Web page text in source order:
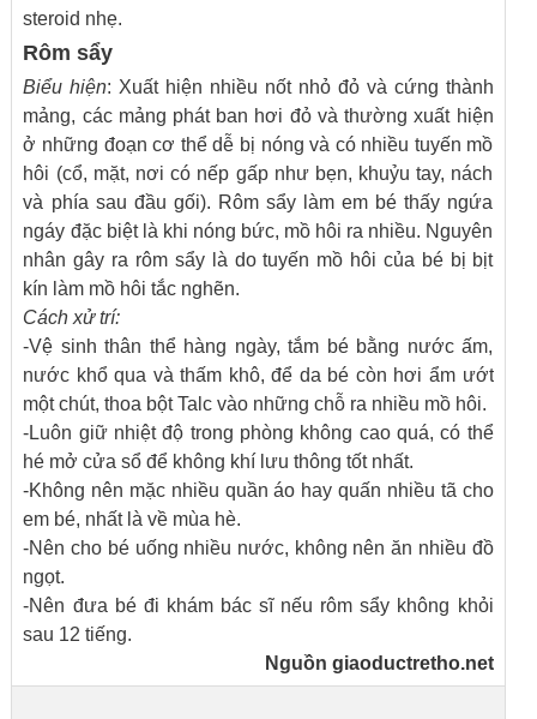
steroid nhẹ.
Rôm sẩy
Biểu hiện: Xuất hiện nhiều nốt nhỏ đỏ và cứng thành
mảng, các mảng phát ban hơi đỏ và thường xuất hiện
ở những đoạn cơ thể dễ bị nóng và có nhiều tuyến mồ
hôi (cổ, mặt, nơi có nếp gấp như bẹn, khuỷu tay, nách
và phía sau đầu gối). Rôm sẩy làm em bé thấy ngứa
ngáy đặc biệt là khi nóng bức, mồ hôi ra nhiều. Nguyên
nhân gây ra rôm sẩy là do tuyến mồ hôi của bé bị bịt
kín làm mồ hôi tắc nghẽn.
Cách xử trí:
-Vệ sinh thân thể hàng ngày, tắm bé bằng nước ấm,
nước khổ qua và thấm khô, để da bé còn hơi ẩm ướt
một chút, thoa bột Talc vào những chỗ ra nhiều mồ hôi.
-Luôn giữ nhiệt độ trong phòng không cao quá, có thể
hé mở cửa sổ để không khí lưu thông tốt nhất.
-Không nên mặc nhiều quần áo hay quấn nhiều tã cho
em bé, nhất là về mùa hè.
-Nên cho bé uống nhiều nước, không nên ăn nhiều đồ
ngọt.
-Nên đưa bé đi khám bác sĩ nếu rôm sẩy không khỏi
sau 12 tiếng.
Nguồn giaoductretho.net